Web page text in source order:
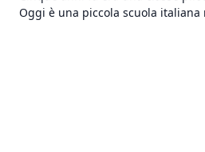
Oggi è una piccola scuola